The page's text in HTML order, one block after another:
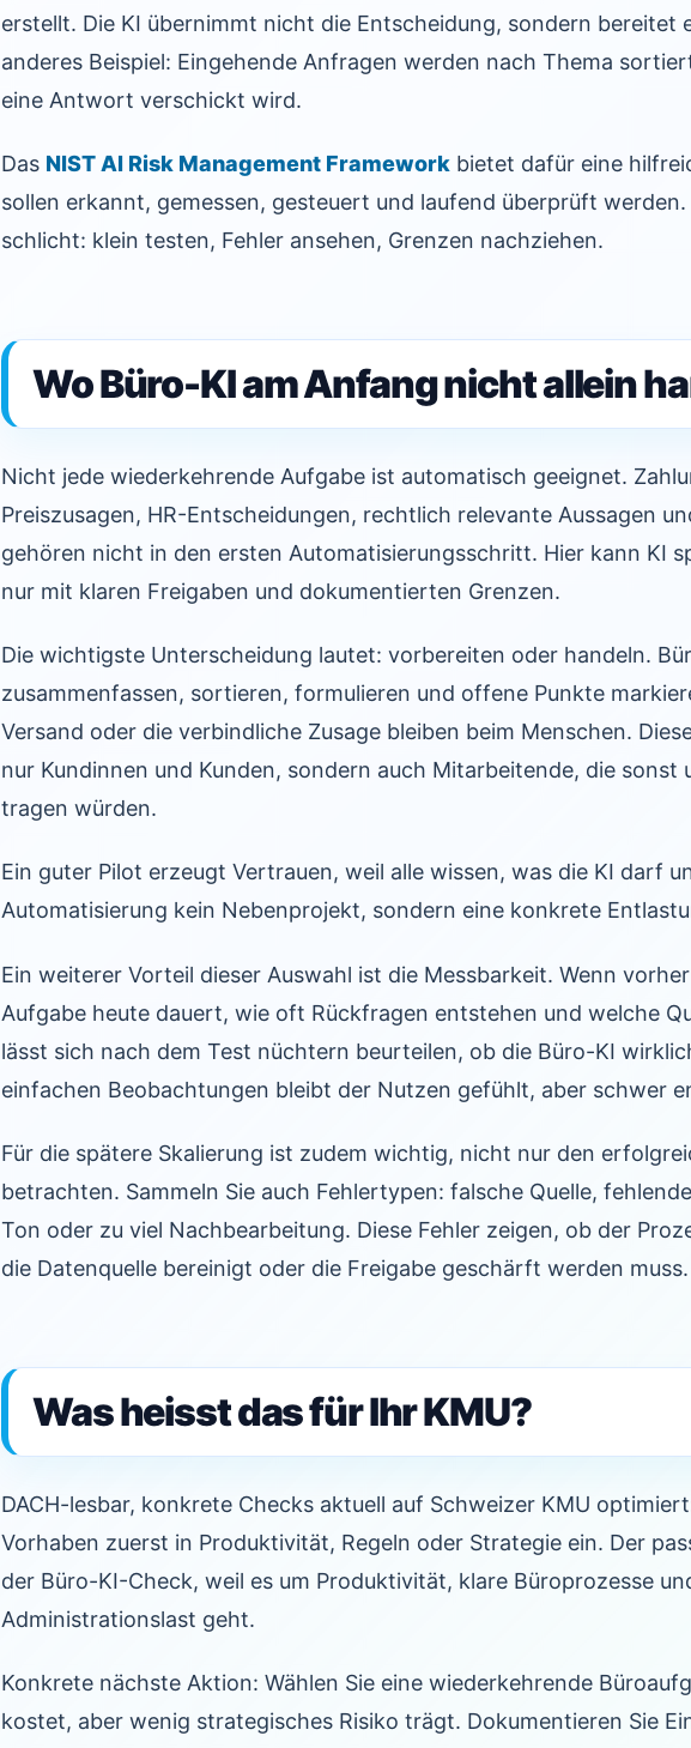
erstellt. Die KI übernimmt nicht die Entscheidung, sondern bereitet
anderes Beispiel: Eingehende Anfragen werden nach Thema
eine Antwort verschickt wird.
Das NIST AI Risk Management Framework bietet dafür eine
sollen erkannt, gemessen, gesteuert und laufend überprüft werden.
schlicht: klein testen, Fehler ansehen, Grenzen nachziehen.
Wo Büro-KI am Anfang nicht allein
Nicht jede wiederkehrende Aufgabe ist automatisch geeignet.
Preiszusagen, HR-Entscheidungen, rechtlich relevante Aussagen
gehören nicht in den ersten Automatisierungsschritt. Hier kann KI
nur mit klaren Freigaben und dokumentierten Grenzen.
Die wichtigste Unterscheidung lautet: vorbereiten oder handeln.
zusammenfassen, sortieren, formulieren und offene Punkte
Versand oder die verbindliche Zusage bleiben beim Menschen.
nur Kundinnen und Kunden, sondern auch Mitarbeitende, die sonst
tragen würden.
Ein guter Pilot erzeugt Vertrauen, weil alle wissen, was die KI darf
Automatisierung kein Nebenprojekt, sondern eine konkrete
Ein weiterer Vorteil dieser Auswahl ist die Messbarkeit. Wenn
Aufgabe heute dauert, wie oft Rückfragen entstehen und welche
lässt sich nach dem Test nüchtern beurteilen, ob die Büro-KI
einfachen Beobachtungen bleibt der Nutzen gefühlt, aber schwer
Für die spätere Skalierung ist zudem wichtig, nicht nur den
betrachten. Sammeln Sie auch Fehlertypen: falsche Quelle,
Ton oder zu viel Nachbearbeitung. Diese Fehler zeigen, ob der
die Datenquelle bereinigt oder die Freigabe geschärft werden muss.
Was heisst das für Ihr KMU?
DACH-lesbar, konkrete Checks aktuell auf Schweizer KMU
Vorhaben zuerst in Produktivität, Regeln oder Strategie ein. Der
der Büro-KI-Check, weil es um Produktivität, klare Büroprozesse
Administrationslast geht.
Konkrete nächste Aktion: Wählen Sie eine wiederkehrende
kostet, aber wenig strategisches Risiko trägt. Dokumentieren Sie